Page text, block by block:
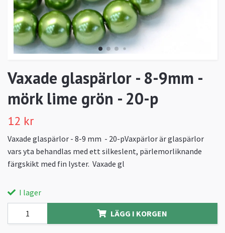
Vaxade glaspärlor - 8-9mm -
mörk lime grön - 20-p
12 kr
Vaxade glaspärlor - 8-9 mm - 20-pVaxpärlor är glaspärlor
vars yta behandlas med ett silkeslent, pärlemorliknande
färgskikt med fin lyster. Vaxade gl
I lager
LÄGG I KORGEN